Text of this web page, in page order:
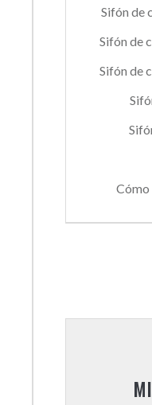
Sifón de
Sifón de
Sifón de
Cómo